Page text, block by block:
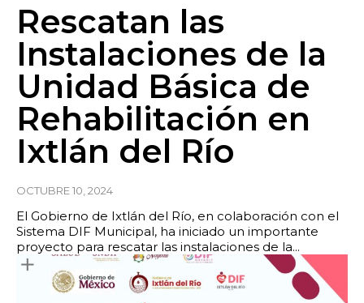
Rescatan las
Instalaciones de la
Unidad Básica de
Rehabilitación en
Ixtlán del Río
OCTUBRE 10, 2024
El Gobierno de Ixtlán del Río, en colaboración con el
Sistema DIF Municipal, ha iniciado un importante
proyecto para rescatar las instalaciones de la...